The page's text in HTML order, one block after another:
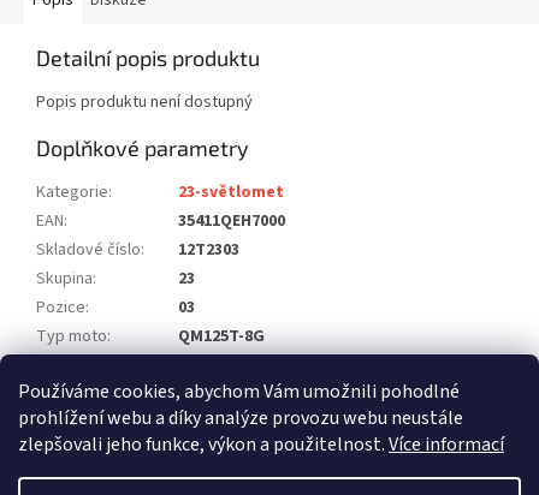
Používáme cookies, abychom Vám umožnili pohodlné
prohlížení webu a díky analýze provozu webu neustále
zlepšovali jeho funkce, výkon a použitelnost.Více informací
Detailní popis produktu
Popis produktu není dostupný
Doplňkové parametry
Kategorie:
23-světlomet
EAN:
35411QEH7000
Skladové číslo:
12T2303
Skupina:
23
Pozice:
03
Typ moto:
QM125T-8G
Počet ks na moto: 1